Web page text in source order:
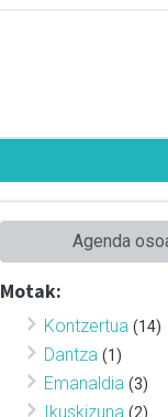
Agenda
Motak:
Kontzertua (14)
Dantza (1)
Emanaldia (3)
Ikuskizuna (2)